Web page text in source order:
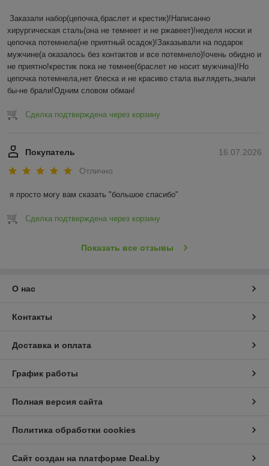
Заказали набор(цепочка,браслет и крестик)!Написанно
хирургическая сталь(она не темнеет и не ржавеет)!неделя носки и
цепочка потемнела(не приятный осадок)!Заказывали на подарок
мужчине(а оказалось без контактов и все потемнело)!очень обидно и
не приятно!крестик пока не темнее(браслет не носит мужчина)!Но
цепочка потемнела,нет блеска и не красиво стала выглядеть,знали
бы-не брали!Одним словом обман!
Сделка подтверждена через корзину
16.07.2026
Покупатель
Отлично
я просто могу вам сказать "большое спасибо"
Сделка подтверждена через корзину
Показать все отзывы
О нас
Контакты
Доставка и оплата
График работы
Полная версия сайта
Политика обработки cookies
Сайт создан на платформе Deal.by